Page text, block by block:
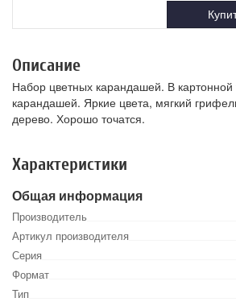
Описание
Набор цветных карандашей. В картонной
карандашей. Яркие цвета, мягкий
дерево. Хорошо точатся.
Характеристики
Общая информация
Производитель
Артикул производителя
Серия
Формат
Тип